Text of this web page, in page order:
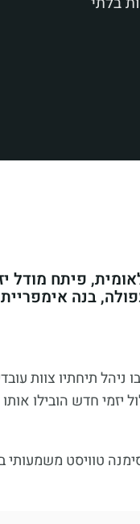
פיתח מודל
בנה
תיחתיו צוות
יזמי חדש הובילו
טוויסט משמעותי